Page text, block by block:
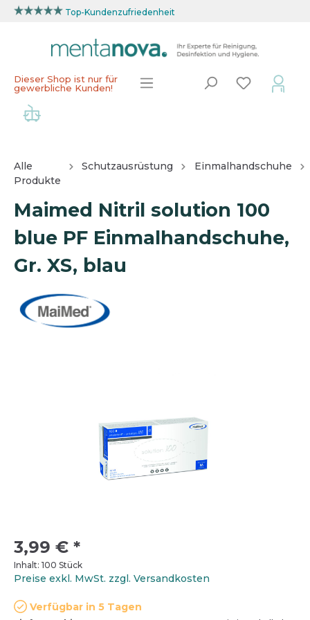
Top-Kundenzufriedenheit
Dieser Shop ist nur für
gewerbliche Kunden!
Alle
Produkte
Schutzausrüstung Einmalhandschuhe
Maimed Nitril solution 100
blue PF Einmalhandschuhe,
Gr. XS, blau
3,99 € *
Inhalt: 100 Stück
Preise exkl. MwSt. zzgl. Versandkosten
Verfügbar in 5 Tagen